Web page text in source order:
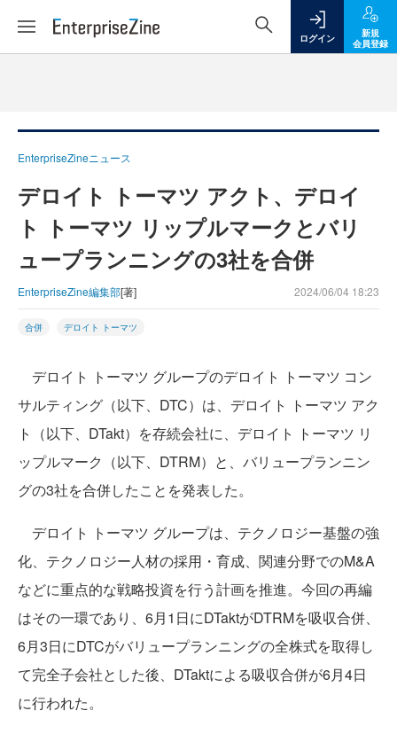
ログイン
新規
会員登録
EnterpriseZineニュース
デロイト トーマツ アクト、デロイ
ト トーマツ リップルマークとバリ
ュープランニングの3社を合併
EnterpriseZine編集部[著] 2024/06/04 18:23
合併 デロイト トーマツ
デロイト トーマツ グループのデロイト トーマツ コン
サルティング（以下、DTC）は、デロイト トーマツ アク
ト（以下、DTakt）を存続会社に、デロイト トーマツ リ
ップルマーク（以下、DTRM）と、バリュープランニン
グの3社を合併したことを発表した。
デロイト トーマツ グループは、テクノロジー基盤の強
化、テクノロジー人材の採用・育成、関連分野でのM&A
などに重点的な戦略投資を行う計画を推進。今回の再編
はその一環であり、6月1日にDTaktがDTRMを吸収合併、
6月3日にDTCがバリュープランニングの全株式を取得し
て完全子会社とした後、DTaktによる吸収合併が6月4日
に行われた。